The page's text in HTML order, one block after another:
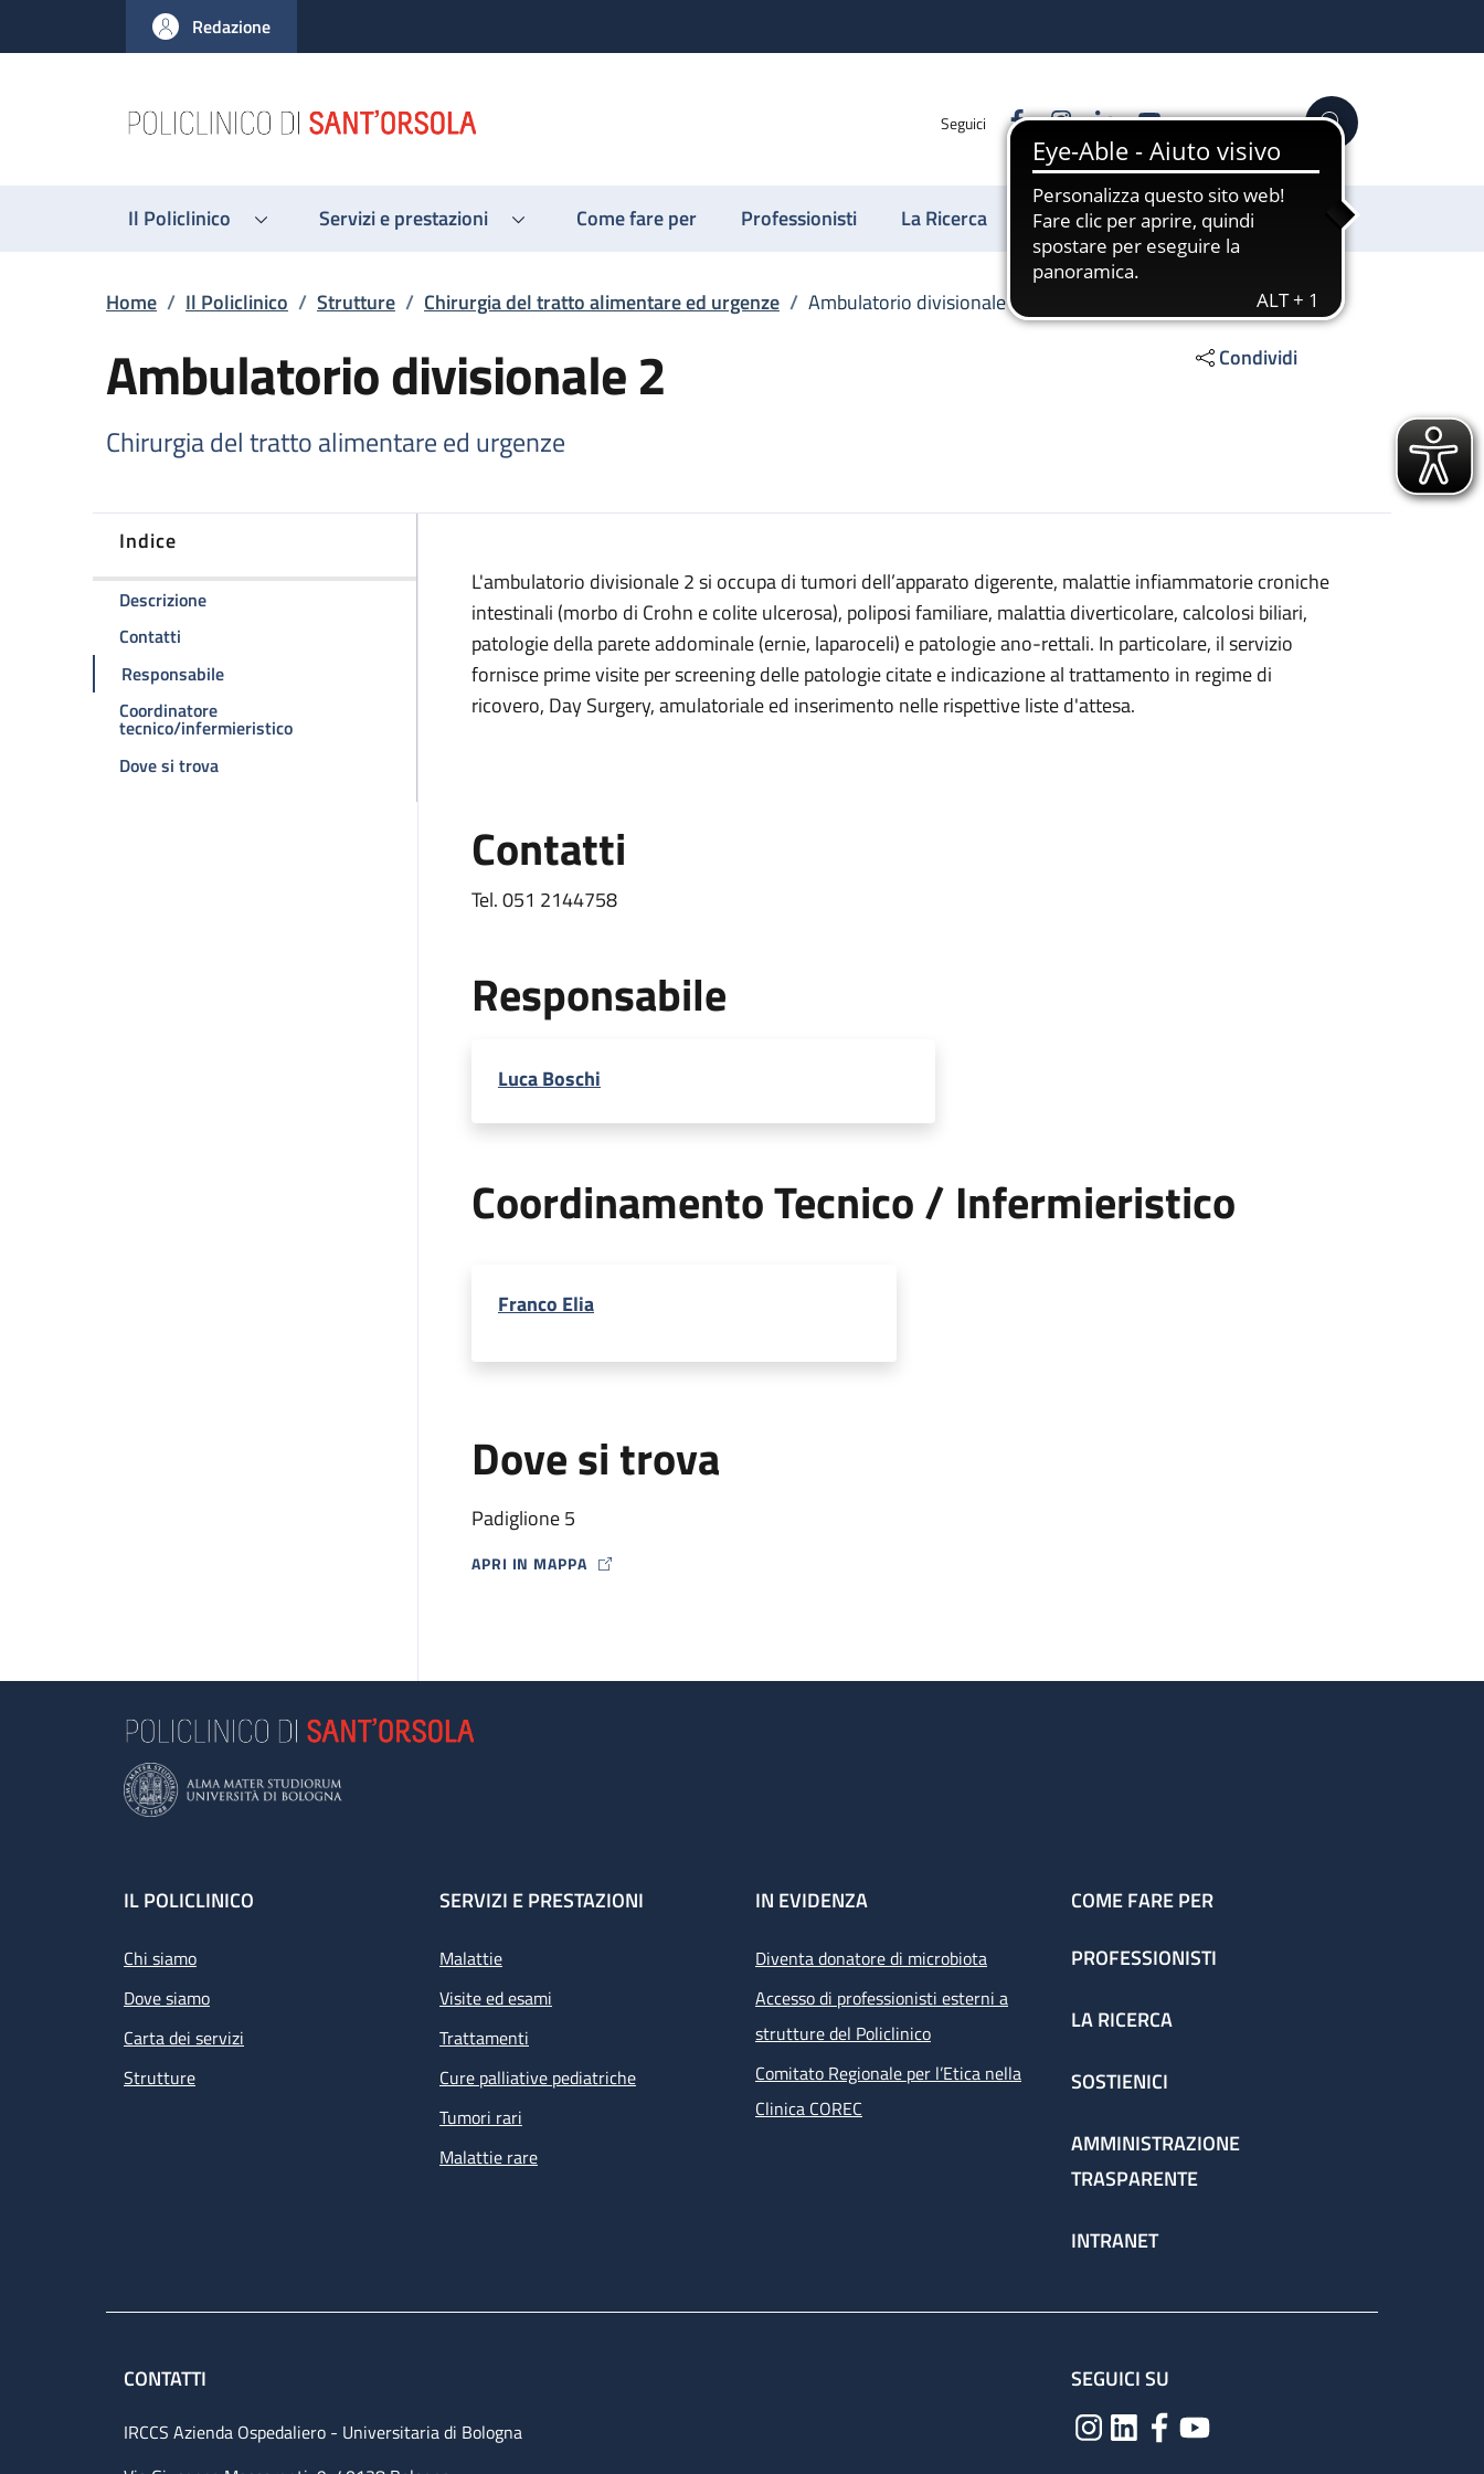
al contenuto principale
to footer content
Redazione
Seguici FacebookInstagram
LinkedinYouTube Cerca
Il Policlinico Servizi e prestazioni Come fare per Professionisti La Ricerca Sostienici
Briciole di pane
Home / Il Policlinico / Strutture / Chirurgia del tratto alimentare ed urgenze / Ambulatorio divisionale 2
Ambulatorio divisionale 2
Chirurgia del tratto alimentare ed urgenze
Condividi
Indice
Descrizionedella pagina Ambulatorio divisionale 2
Contatti
Responsabiledella pagina Ambulatorio divisionale 2
Coordinatore
tecnico/infermieristicodella pagina Ambulatorio divisionale 2
Dove si trovadella pagina Ambulatorio divisionale 2
Descrizione
L'ambulatorio divisionale 2 si occupa di tumori dell’apparato digerente, malattie infiammatorie croniche
intestinali (morbo di Crohn e colite ulcerosa), poliposi familiare, malattia diverticolare, calcolosi biliari,
patologie della parete addominale (ernie, laparoceli) e patologie ano-rettali. In particolare, il servizio
fornisce prime visite per screening delle patologie citate e indicazione al trattamento in regime di
ricovero, Day Surgery, amulatoriale ed inserimento nelle rispettive liste d'attesa.
Contatti
Tel. 051 2144758
Responsabile
Luca Boschi
Coordinamento Tecnico / Infermieristico
Franco Elia
Dove si trova
Padiglione 5
APRI IN MAPPA
MAP ICON
Footer
IL POLICLINICO
Chi siamo
Dove siamo
Carta dei servizi
Strutture
SERVIZI E PRESTAZIONI
Malattie
Visite ed esami
Trattamenti
Cure palliative pediatriche
Tumori rari
Malattie rare
IN EVIDENZA
Diventa donatore di microbiota
Accesso di professionisti esterni a
strutture del Policlinico
Comitato Regionale per l’Etica nella
Clinica COREC
COME FARE PER
PROFESSIONISTI
LA RICERCA
SOSTIENICI
AMMINISTRAZIONE
TRASPARENTE
INTRANET
CONTATTI
IRCCS Azienda Ospedaliero - Universitaria di Bologna
SEGUICI SU